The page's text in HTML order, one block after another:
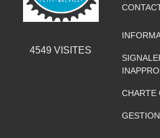
4549 VISITES
CHARTE